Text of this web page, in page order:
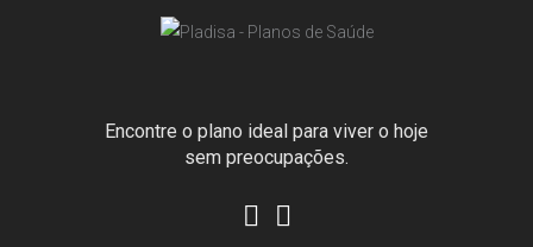
Encontre o plano ideal para viver o hoje
sem preocupações.